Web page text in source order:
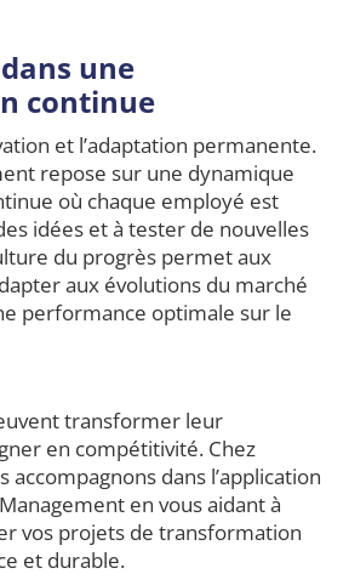
une
continue
et l’adaptation permanente.
repose sur une dynamique
où chaque employé est
idées et à tester de nouvelles
du progrès permet aux
aux évolutions du marché
performance optimale sur le
transformer leur
en compétitivité. Chez
accompagnons dans l’application
en vous aidant à
vos projets de transformation
et durable.